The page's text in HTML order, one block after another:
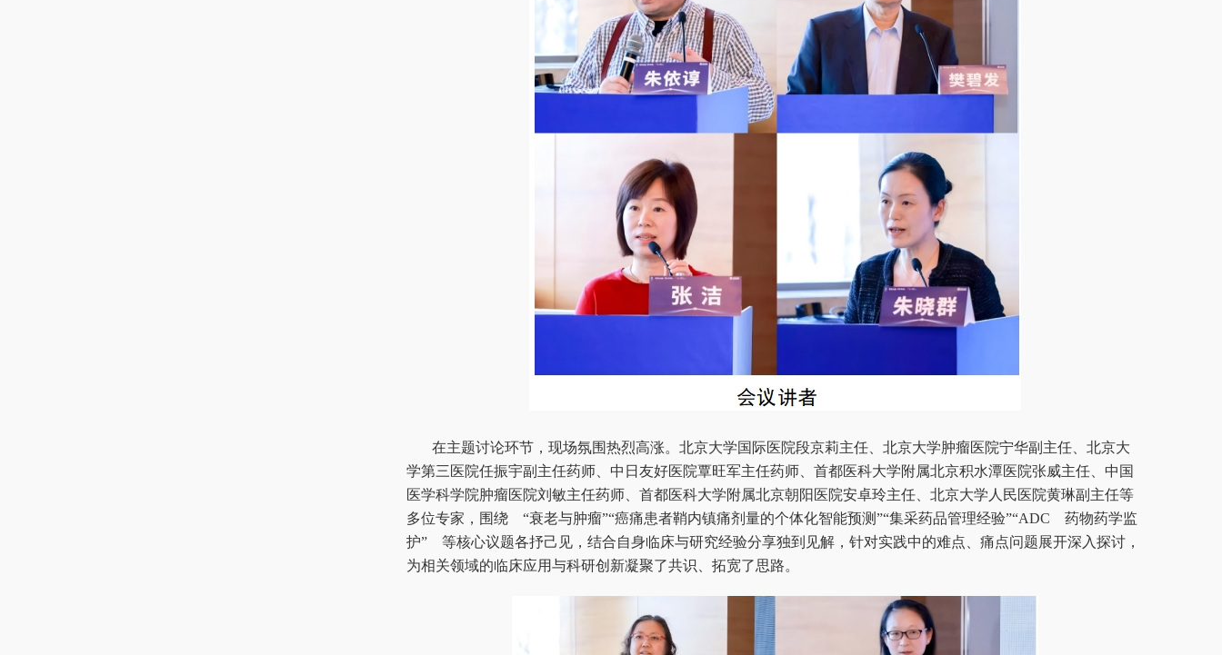
在主题讨论环节，现场氛围热烈高涨。北京大学国际医院段京莉主任、北京大学肿瘤医院宁华副主任、北京大
学第三医院任振宇副主任药师、中日友好医院覃旺军主任药师、首都医科大学附属北京积水潭医院张威主任、中国
医学科学院肿瘤医院刘敏主任药师、首都医科大学附属北京朝阳医院安卓玲主任、北京大学人民医院黄琳副主任等
多位专家，围绕 “衰老与肿瘤”“癌痛患者鞘内镇痛剂量的个体化智能预测”“集采药品管理经验”“ADC 药物药学监
护” 等核心议题各抒己见，结合自身临床与研究经验分享独到见解，针对实践中的难点、痛点问题展开深入探讨，
为相关领域的临床应用与科研创新凝聚了共识、拓宽了思路。